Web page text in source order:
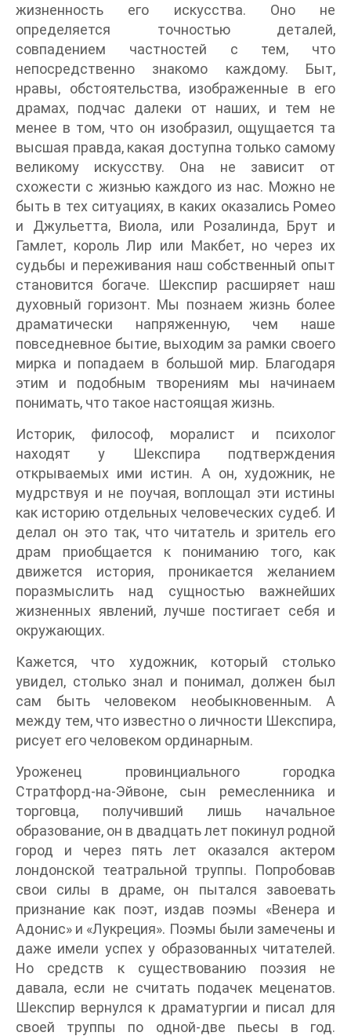
жизненность его искусства. Оно не
определяется точностью деталей,
совпадением частностей с тем, что
непосредственно знакомо каждому. Быт,
нравы, обстоятельства, изображенные в его
драмах, подчас далеки от наших, и тем не
менее в том, что он изобразил, ощущается та
высшая правда, какая доступна только самому
великому искусству. Она не зависит от
схожести с жизнью каждого из нас. Можно не
быть в тех ситуациях, в каких оказались Ромео
и Джульетта, Виола, или Розалинда, Брут и
Гамлет, король Лир или Макбет, но через их
судьбы и переживания наш собственный опыт
становится богаче. Шекспир расширяет наш
духовный горизонт. Мы познаем жизнь более
драматически напряженную, чем наше
повседневное бытие, выходим за рамки своего
мирка и попадаем в большой мир. Благодаря
этим и подобным творениям мы начинаем
понимать, что такое настоящая жизнь.
Историк, философ, моралист и психолог
находят у Шекспира подтверждения
открываемых ими истин. А он, художник, не
мудрствуя и не поучая, воплощал эти истины
как историю отдельных человеческих судеб. И
делал он это так, что читатель и зритель его
драм приобщается к пониманию того, как
движется история, проникается желанием
поразмыслить над сущностью важнейших
жизненных явлений, лучше постигает себя и
окружающих.
Кажется, что художник, который столько
увидел, столько знал и понимал, должен был
сам быть человеком необыкновенным. А
между тем, что известно о личности Шекспира,
рисует его человеком ординарным.
Уроженец провинциального городка
Стратфорд-на-Эйвоне, сын ремесленника и
торговца, получивший лишь начальное
образование, он в двадцать лет покинул родной
город и через пять лет оказался актером
лондонской театральной труппы. Попробовав
свои силы в драме, он пытался завоевать
признание как поэт, издав поэмы «Венера и
Адонис» и «Лукреция». Поэмы были замечены и
даже имели успех у образованных читателей.
Но средств к существованию поэзия не
давала, если не считать подачек меценатов.
Шекспир вернулся к драматургии и писал для
своей труппы по одной-две пьесы в год.